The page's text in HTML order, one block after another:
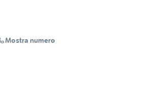
Mostra numero